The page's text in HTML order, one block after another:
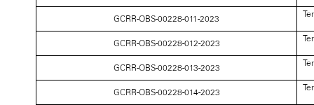
GCRR-OBS-00228-011-2023
GCRR-OBS-00228-012-2023
GCRR-OBS-00228-013-2023
GCRR-OBS-00228-014-2023